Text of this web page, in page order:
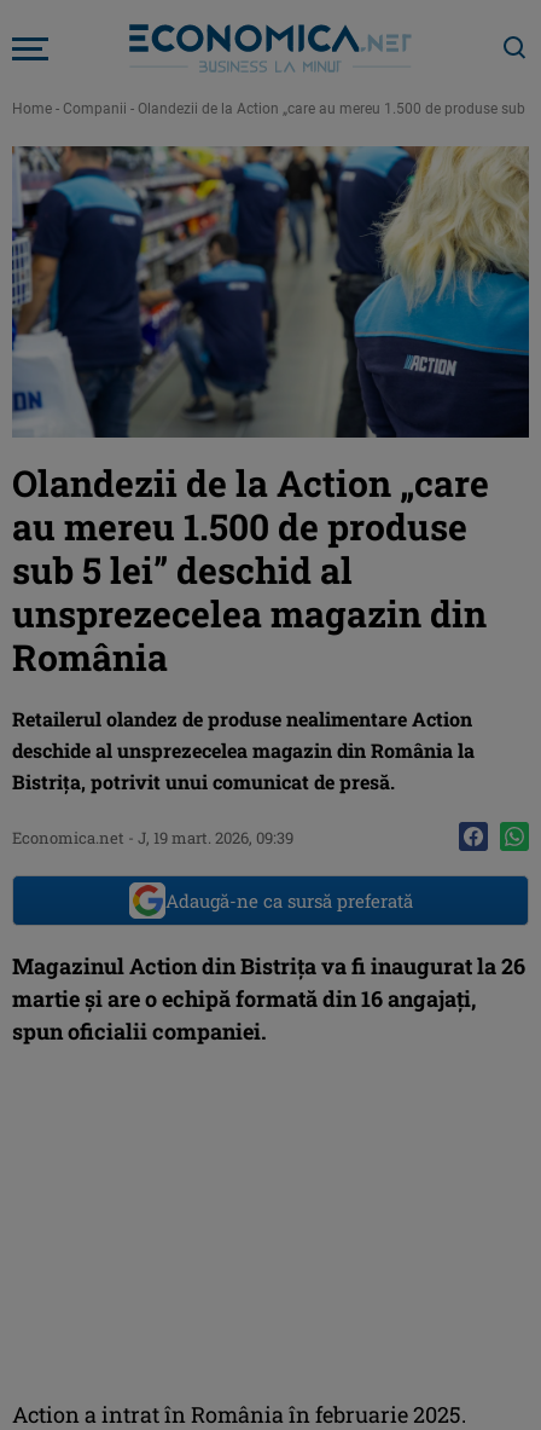
Home - Companii - Olandezii de la Action „care au mereu 1.500 de produse sub
Olandezii de la Action „care
au mereu 1.500 de produse
sub 5 lei” deschid al
unsprezecelea magazin din
România
Retailerul olandez de produse nealimentare Action
deschide al unsprezecelea magazin din România la
Bistriţa, potrivit unui comunicat de presă.
Economica.net - J, 19 mart. 2026, 09:39
Adaugă-ne ca sursă preferată
Magazinul Action din Bistriţa va fi inaugurat la 26
martie şi are o echipă formată din 16 angajați,
spun oficialii companiei.
Action a intrat în România în februarie 2025.